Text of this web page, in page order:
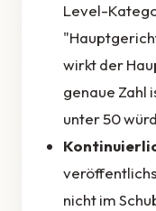
Level-
wirkt der
genaue Zahl
unter 50
nicht im